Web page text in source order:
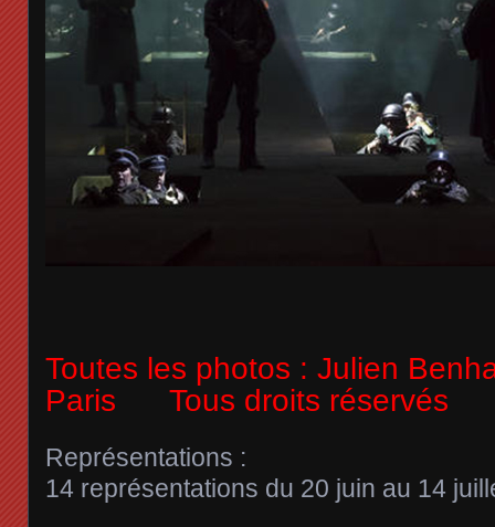
Toutes les photos : Julien
Paris Tous droits réservés
Représentations :
14 représentations du 20 juin au 14